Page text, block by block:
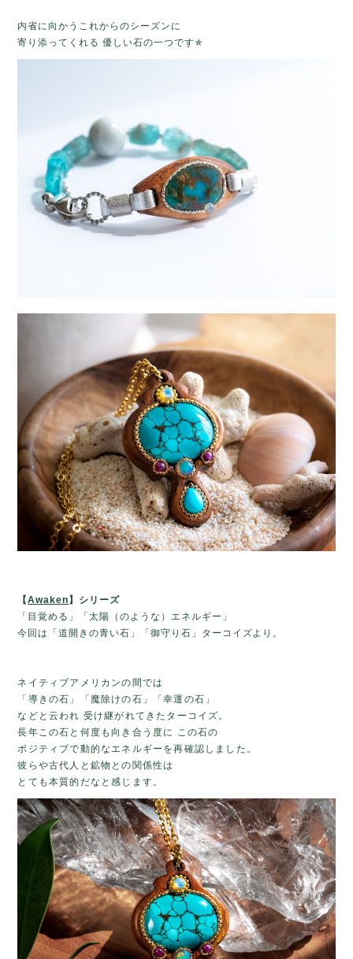
内省に向かうこれからのシーズンに
寄り添ってくれる 優しい石の一つです✯
【Awaken 】 シリーズ
「目覚める」「太陽（のような）エネルギー」
今回は「道開きの青い石」「御守り石」ターコイズより。
ネイティブアメリカンの間では
「導きの石」「魔除けの石」「幸運の石」
などと云われ 受け継がれてきたターコイズ。
長年この石と何度も向き合う度に この石の
ポジティブで動的なエネルギーを再確認しました。
彼らや古代人と鉱物との関係性は
とても本質的だなと感じます。